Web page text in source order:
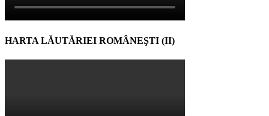
HARTA LĂUTĂRIEI ROMÂNEŞTI (II)